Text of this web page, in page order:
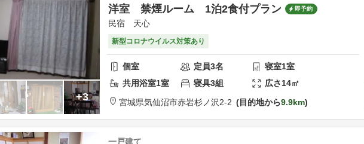
+3
洋室 禁煙ルーム 1泊2食付プラン 即予約
民宿 天心
新型コロナウイルス対策あり
個室 定員3名 寝室1室
共用浴室1室 寝具3組 広さ14㎡
宮城県気仙沼市赤岩杉ノ沢2-2 目的地から9.9km
一戸建て